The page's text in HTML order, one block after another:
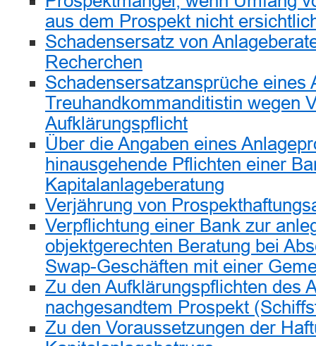
aus dem Prospekt nicht
Schadensersatz von
Recherchen
Schadensersatzansprüche eines
Treuhandkommanditistin wegen
Aufklärungspflicht
Über die Angaben eines
hinausgehende Pflichten einer
Kapitalanlageberatung
Verjährung von
Verpflichtung einer Bank zur
objektgerechten Beratung bei
Swap-Geschäften mit einer
Zu den Aufklärungspflichten des
nachgesandtem Prospekt
Zu den Voraussetzungen der